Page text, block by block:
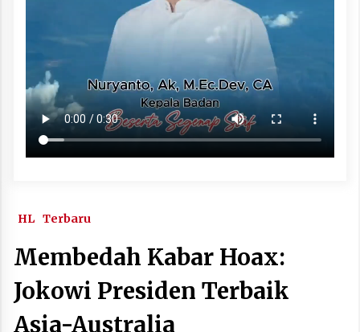
HL Terbaru
Membedah Kabar Hoax:
Jokowi Presiden Terbaik
Asia-Australia